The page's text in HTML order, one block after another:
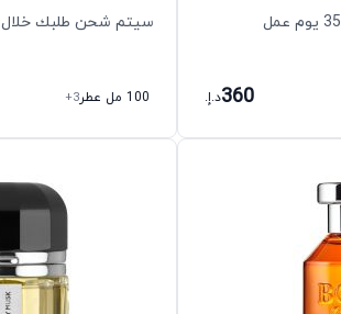
360د.إ.
سيتم شحن طلبك خلال 2 يوم عمل
100 مل عطر +3